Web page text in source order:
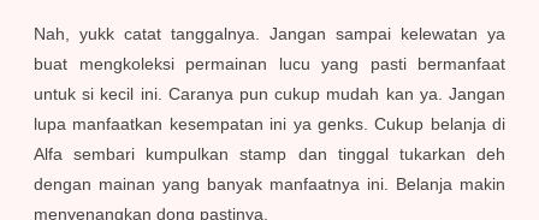
Nah, yukk catat tanggalnya. Jangan sampai kelewatan ya
buat mengkoleksi permainan lucu yang pasti bermanfaat
untuk si kecil ini. Caranya pun cukup mudah kan ya. Jangan
lupa manfaatkan kesempatan ini ya genks. Cukup belanja di
Alfa sembari kumpulkan stamp dan tinggal tukarkan deh
dengan mainan yang banyak manfaatnya ini. Belanja makin
menyenangkan dong pastinya.